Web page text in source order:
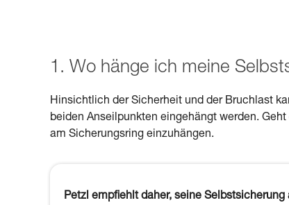
1. Wo hänge ich meine
Hinsichtlich der Sicherheit und der Bruchlast
beiden Anseilpunkten eingehängt werden.
am Sicherungsring einzuhängen.
Petzl empfiehlt daher, seine